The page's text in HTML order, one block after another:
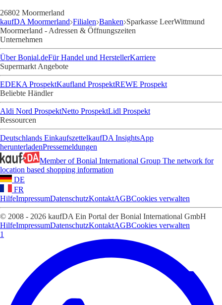
26802 Moormerland
kaufDA Moormerland Filialen Banken Sparkasse LeerWittmund
Moormerland - Adressen & Öffnungszeiten
Unternehmen
Über Bonial.deFür Handel und HerstellerKarriere
Supermarkt Angebote
EDEKA ProspektKaufland ProspektREWE Prospekt
Beliebte Händler
Aldi Nord ProspektNetto ProspektLidl Prospekt
Ressourcen
Deutschlands EinkaufszettelkaufDA InsightsApp
herunterladenPressemeldungen
Member of Bonial International Group The network for
location based shopping information
DE
FR
HilfeImpressumDatenschutzKontaktAGBCookies verwalten
© 2008 - 2026 kaufDA Ein Portal der Bonial International GmbH
HilfeImpressumDatenschutzKontaktAGBCookies verwalten
1